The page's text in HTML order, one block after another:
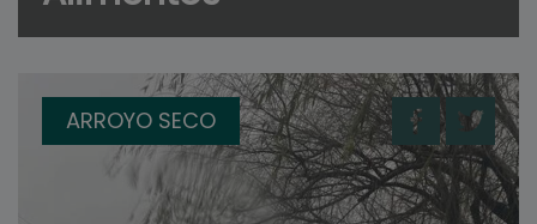
ARROYO SECO